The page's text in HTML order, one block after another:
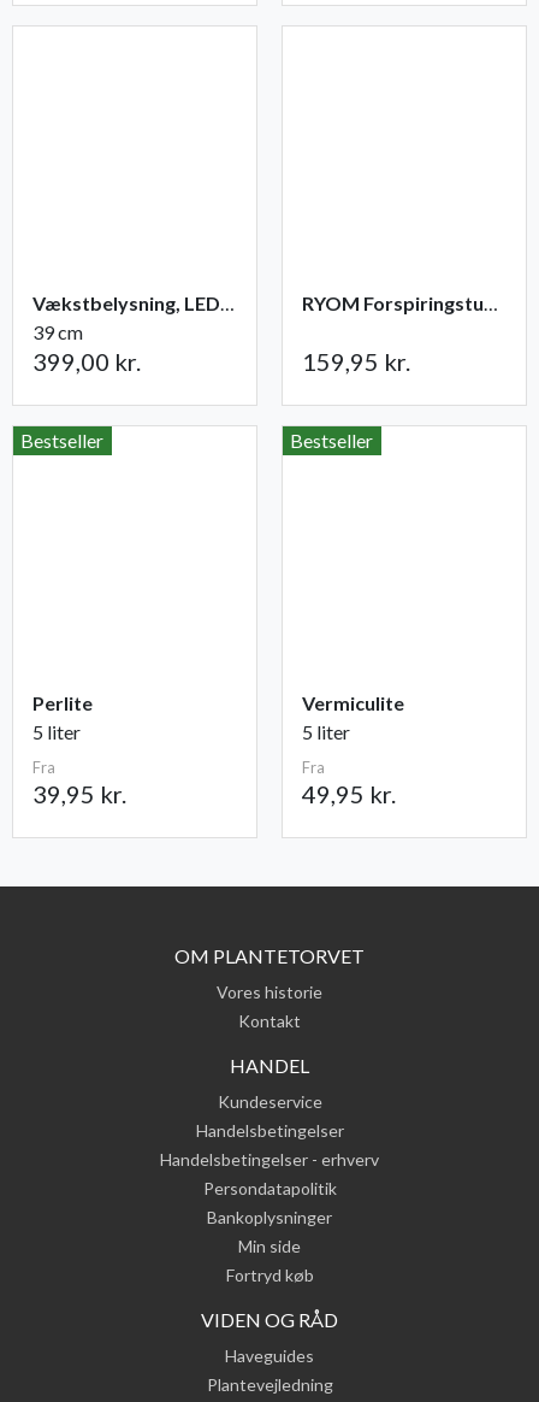
39 cm
399,00 kr. 159,95 kr.
Bestseller
Perlite
5 liter
Fra
39,95 kr.
Bestseller
Vermiculite
5 liter
Fra
49,95 kr.
OM PLANTETORVET
Vores historie
Kontakt
HANDEL
Kundeservice
Handelsbetingelser
Handelsbetingelser - erhverv
Persondatapolitik
Bankoplysninger
Min side
Fortryd køb
VIDEN OG RÅD
Haveguides
Plantevejledning